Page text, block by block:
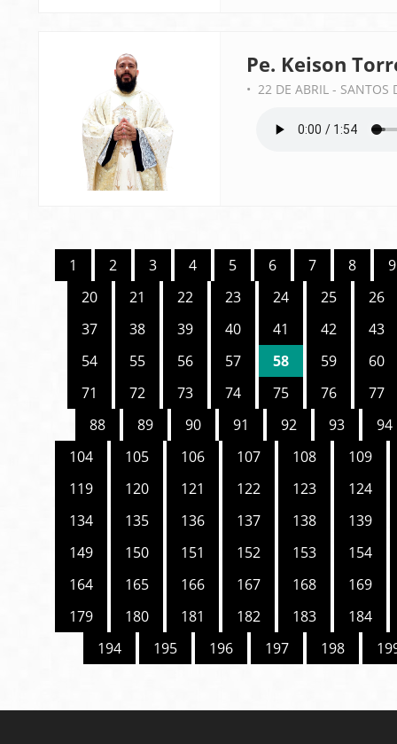
Pe. Keison
• 22 DE ABRIL - SANTOS
1 2 3 4 5 6 7 8
9
20
21 22 23 24 25
26
37
38 39 40 41 42
43
54
55 56 57 58 59
60
71
72 73 74 75 76
77
88
89 90 91 92 93
94
104
105 106 107 108
109
119
120 121 122 123
124
134
135 136 137 138
139
149
150 151 152 153
154
164
165 166 167 168
169
179
180 181 182 183
184
194
195 196 197 198